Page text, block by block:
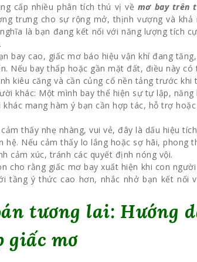
cấp nhiều phân tích thú vị về mơ bay trên
trưng cho sự rộng mở, thịnh vượng và khả
là bạn đang kết nối với năng lượng tích
bay cao, giấc mơ báo hiệu vận khí đang
Nếu bay thấp hoặc gần mặt đất, điều này có
kiêu căng và cần củng cố nền tảng trước khi
khác: Một mình bay thể hiện sự tự lập, năng
mang hàm ý bạn cần hợp tác, hỗ trợ
thấy nhẹ nhàng, vui vẻ, đây là dấu hiệu
hệ. Nếu cảm thấy lo lắng hoặc sợ hãi, phong
cảm xúc, tránh các quyết định nóng vội.
cho rằng giấc mơ bay xuất hiện khi con
tầng ý thức cao hơn, nhắc nhở bạn kết nối
tương lai: Hướng
giấc mơ